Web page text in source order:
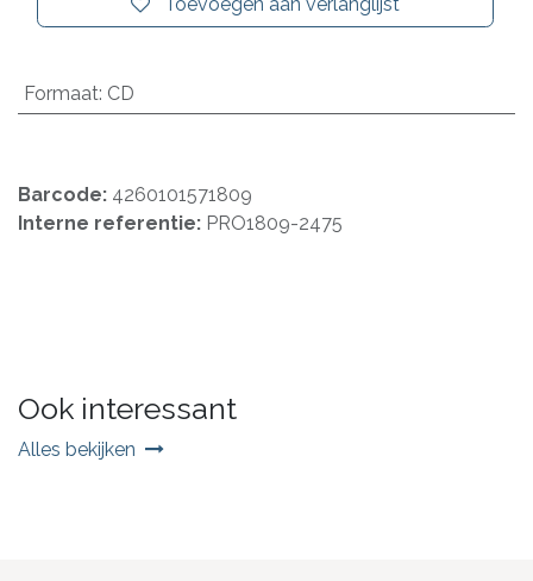
Formaat: CD
Barcode: 4260101571809
Interne referentie: PRO1809-2475
Ook interessant
Alles bekijken